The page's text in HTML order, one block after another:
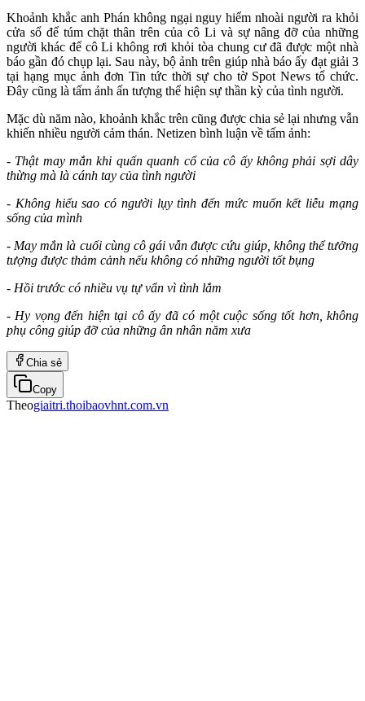
Khoảnh khắc anh Phán không ngại nguy hiểm nhoài người ra khỏi
cửa sổ để túm chặt thân trên của cô Li và sự nâng đỡ của những
người khác để cô Li không rơi khỏi tòa chung cư đã được một nhà
báo gần đó chụp lại. Sau này, bộ ảnh trên giúp nhà báo ấy đạt giải 3
tại hạng mục ảnh đơn Tin tức thời sự cho tờ Spot News tổ chức.
Đây cũng là tấm ảnh ấn tượng thể hiện sự thần kỳ của tình người.
Mặc dù năm nào, khoảnh khắc trên cũng được chia sẻ lại nhưng vẫn
khiến nhiều người cảm thán. Netizen bình luận về tấm ảnh:
- Thật may mắn khi quấn quanh cổ của cô ấy không phải sợi dây
thừng mà là cánh tay của tình người
- Không hiểu sao có người lụy tình đến mức muốn kết liễu mạng
sống của mình
- May mắn là cuối cùng cô gái vẫn được cứu giúp, không thể tưởng
tượng được thảm cảnh nếu không có những người tốt bụng
- Hồi trước có nhiều vụ tự vẩn vì tình lắm
- Hy vọng đến hiện tại cô ấy đã có một cuộc sống tốt hơn, không
phụ công giúp đỡ của những ân nhân năm xưa
Chia sẻ
Copy
Theogiaitri.thoibaovhnt.com.vn